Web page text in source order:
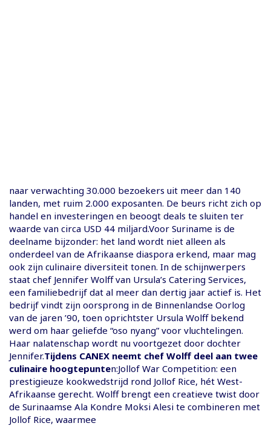
naar verwachting 30.000 bezoekers uit meer dan 140
landen, met ruim 2.000 exposanten. De beurs richt zich op
handel en investeringen en beoogt deals te sluiten ter
waarde van circa USD 44 miljard.Voor Suriname is de
deelname bijzonder: het land wordt niet alleen als
onderdeel van de Afrikaanse diaspora erkend, maar mag
ook zijn culinaire diversiteit tonen. In de schijnwerpers
staat chef Jennifer Wolff van Ursula’s Catering Services,
een familiebedrijf dat al meer dan dertig jaar actief is. Het
bedrijf vindt zijn oorsprong in de Binnenlandse Oorlog
van de jaren ’90, toen oprichtster Ursula Wolff bekend
werd om haar geliefde “oso nyang” voor vluchtelingen.
Haar nalatenschap wordt nu voortgezet door dochter
Jennifer.Tijdens CANEX neemt chef Wolff deel aan twee
culinaire hoogtepunten:Jollof War Competition: een
prestigieuze kookwedstrijd rond Jollof Rice, hét West-
Afrikaanse gerecht. Wolff brengt een creatieve twist door
de Surinaamse Ala Kondre Moksi Alesi te combineren met
Jollof Rice, waarmee